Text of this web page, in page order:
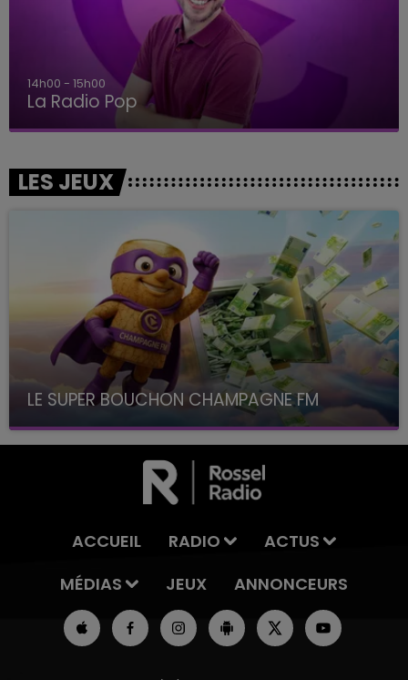
14h00 - 15h00
La Radio Pop
LES JEUX
LE SUPER BOUCHON CHAMPAGNE FM
avec La Famille Champagne FM, à 8H10
ACCUEIL RADIO
ACTUS
MÉDIAS
JEUX ANNONCEURS